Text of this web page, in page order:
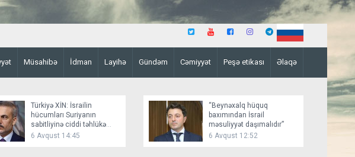
Müsahibə İdman Layihə Gündəm Cəmiyyət Peşə etikası Əlaqə
Türkiyə XİN: İsrailin
hücumları Suriyanın
sabitliyinə ciddi təhlükə
yaradır
6 Avqust 14:45
“Beynəxalq hüquq
baxımından İsrail
məsuliyyət daşımalıdır”
6 Avqust 12:52